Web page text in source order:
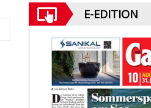
E-EDITION